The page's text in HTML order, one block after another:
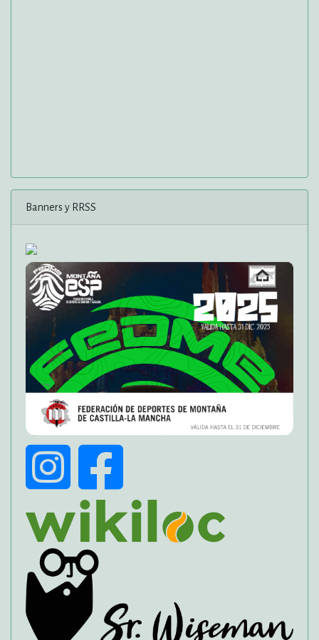
Banners y RRSS